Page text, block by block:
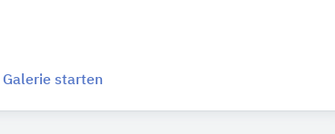
Galerie starten